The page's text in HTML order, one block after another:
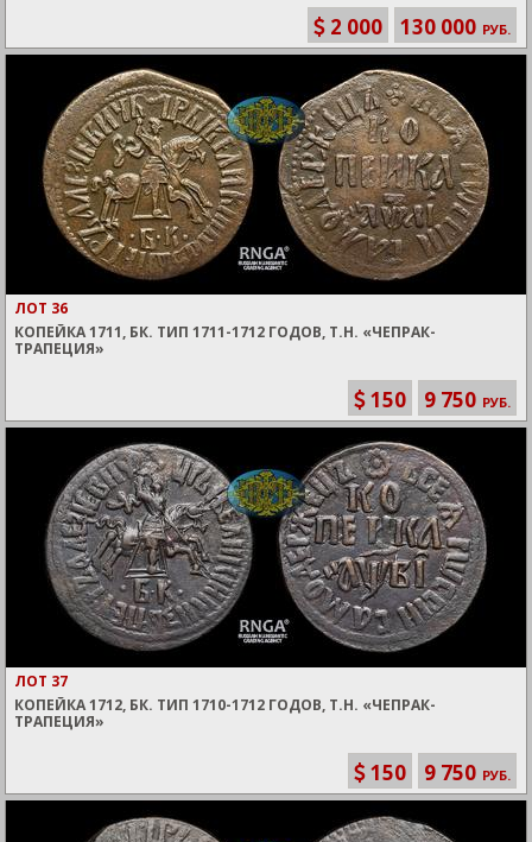
2 000 130 000 РУБ.
ЛОТ 36
КОПЕЙКА 1711, БК. ТИП 1711-1712 ГОДОВ, Т.Н. «ЧЕПРАК-
ТРАПЕЦИЯ»
150 9 750 РУБ.
ЛОТ 37
КОПЕЙКА 1712, БК. ТИП 1710-1712 ГОДОВ, Т.Н. «ЧЕПРАК-
ТРАПЕЦИЯ»
150 9 750 РУБ.